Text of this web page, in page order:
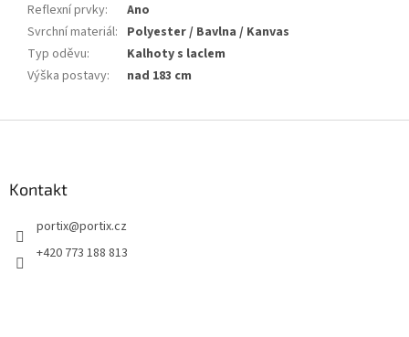
Reflexní prvky:
Ano
Svrchní materiál: Polyester / Bavlna / Kanvas
Typ oděvu:
Kalhoty s laclem
Výška postavy: nad 183 cm
Kontakt
portix@portix.cz
+420 773 188 813